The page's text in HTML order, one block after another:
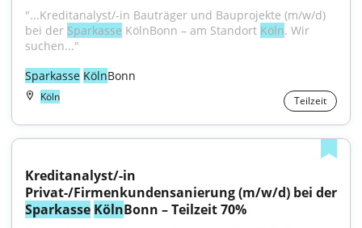
"...Kreditanalyst/-in Bauträger und Bauprojekte (m/w/d)
bei der Sparkasse KölnBonn – am Standort Köln. Wir
suchen..."
Sparkasse KölnBonn
Köln Teilzeit
Kreditanalyst/-in
Sparkasse KölnBonn – Teilzeit 70%